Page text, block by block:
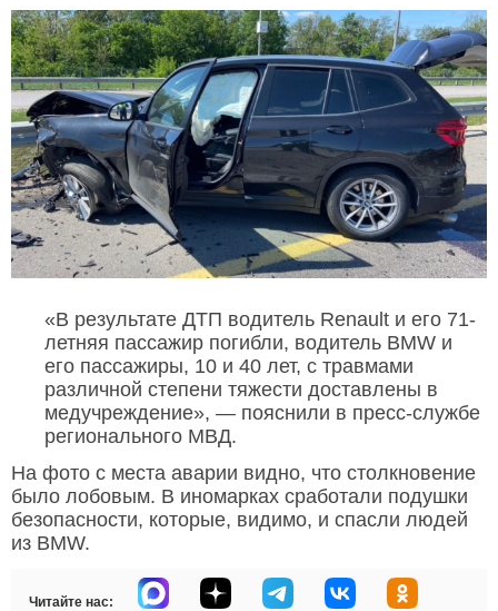
«В результате ДТП водитель Renault и его 71-
летняя пассажир погибли, водитель BMW и
его пассажиры, 10 и 40 лет, с травмами
различной степени тяжести доставлены в
медучреждение», — пояснили в пресс-службе
регионального МВД.
На фото с места аварии видно, что столкновение
было лобовым. В иномарках сработали подушки
безопасности, которые, видимо, и спасли людей
из BMW.
Читайте нас: